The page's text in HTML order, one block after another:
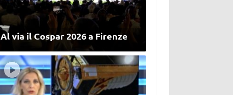
Al via il Cospar 2026 a Firenze